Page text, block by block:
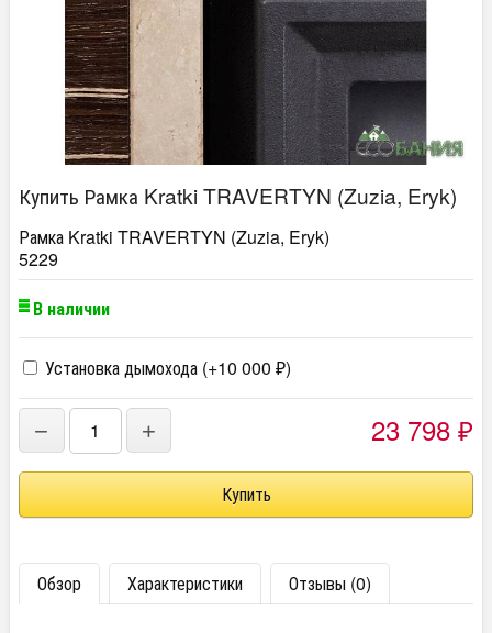
Купить Рамка Kratki TRAVERTYN (Zuzia, Eryk)
Рамка Kratki TRAVERTYN (Zuzia, Eryk)
5229
В наличии
Установка дымохода (+10 000 ₽)
− + 23 798 ₽
Обзор Характеристики Отзывы (0)